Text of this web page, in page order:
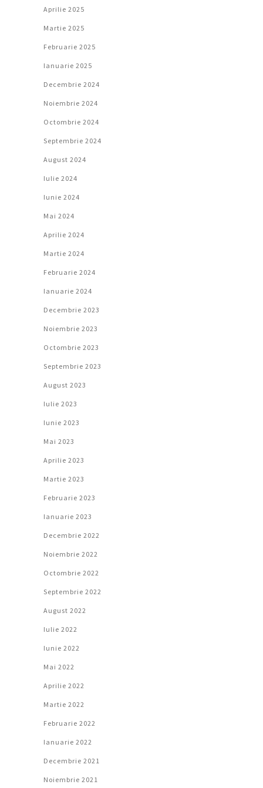
Aprilie 2025
Martie 2025
Februarie 2025
Ianuarie 2025
Decembrie 2024
Noiembrie 2024
Octombrie 2024
Septembrie 2024
August 2024
Iulie 2024
Iunie 2024
Mai 2024
Aprilie 2024
Martie 2024
Februarie 2024
Ianuarie 2024
Decembrie 2023
Noiembrie 2023
Octombrie 2023
Septembrie 2023
August 2023
Iulie 2023
Iunie 2023
Mai 2023
Aprilie 2023
Martie 2023
Februarie 2023
Ianuarie 2023
Decembrie 2022
Noiembrie 2022
Octombrie 2022
Septembrie 2022
August 2022
Iulie 2022
Iunie 2022
Mai 2022
Aprilie 2022
Martie 2022
Februarie 2022
Ianuarie 2022
Decembrie 2021
Noiembrie 2021